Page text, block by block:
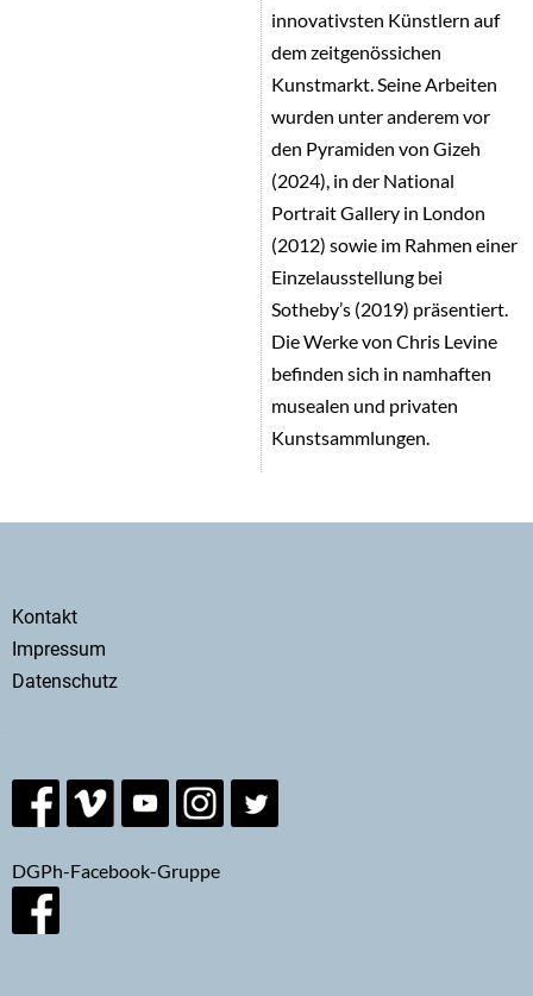
innovativsten Künstlern auf
dem zeitgenössichen
Kunstmarkt. Seine Arbeiten
wurden unter anderem vor
den Pyramiden von Gizeh
(2024), in der National
Portrait Gallery in London
(2012) sowie im Rahmen einer
Einzelausstellung bei
Sotheby’s (2019) präsentiert.
Die Werke von Chris Levine
befinden sich in namhaften
musealen und privaten
Kunstsammlungen.
Secondary
menu
Kontakt
Impressum
Datenschutz
DGPh-Facebook-Gruppe